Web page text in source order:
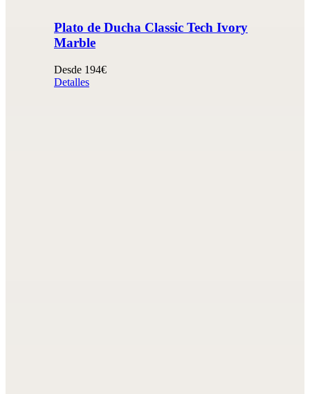
Plato de Ducha Classic Tech Ivory
Marble
Desde 194€
Detalles